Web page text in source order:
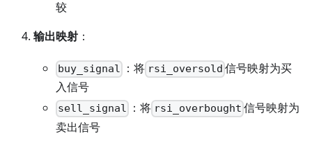
较
输出映射 ：
buy_signal ：将 rsi_oversold 信号映射为买
入信号
sell_signal ：将 rsi_overbought 信号映射为
卖出信号